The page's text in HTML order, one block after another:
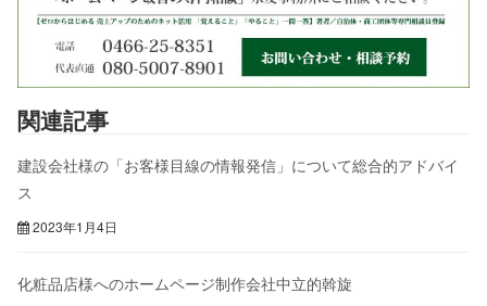
関連記事
建設会社様の「お客様目線の情報発信」について総合的アドバイ
ス
2023年1月4日
化粧品店様へのホームページ制作会社中立的斡旋